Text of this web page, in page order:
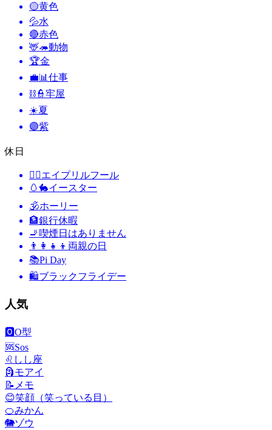
🟡黄色
💦水
🔴赤色
🦌🦔動物
🏆金
💼📊 仕事
⛓️👮牢屋
☀️夏
🟣紫
休日
🙆‍♂️エイプリルフール
🥚🐇イースター
🕉ホーリー
🏦銀行休暇
🚬 喫煙日はありません
👨‍👩‍👧‍👦 両親の日
📚Pi Day
🛍ブラックフライデー
人気
🅾️O型
🆘Sos
♌ しし座
🗿モアイ
📝 メモ
😊笑顔（笑っている目）
🍊みかん
🐘ゾウ